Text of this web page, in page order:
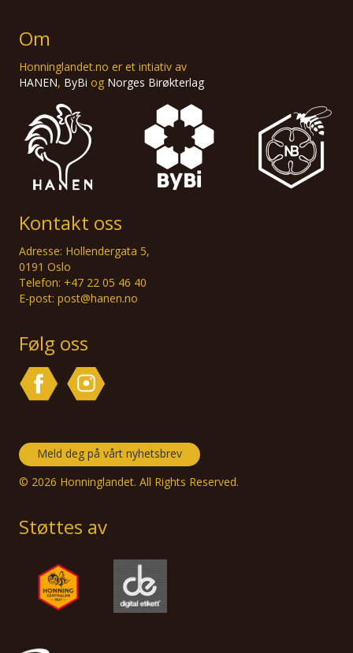
Om
Honninglandet.no er et intiativ av
HANEN, ByBi og Norges Birøkterlag
Kontakt oss
Adresse: Hollendergata 5,
0191 Oslo
Telefon: +47 22 05 46 40
E-post: post@hanen.no
Følg oss
Meld deg på vårt nyhetsbrev
© 2026 Honninglandet. All Rights Reserved.
Støttes av